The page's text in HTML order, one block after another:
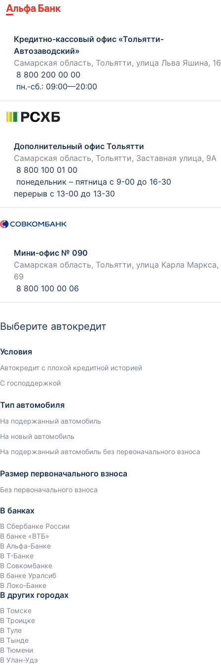
Кредитно-кассовый офис «Тольятти-
Автозаводский»
Самарская область, Тольятти, улица Льва Яшина, 16
8 800 200 00 00
пн.-сб.: 09:00—20:00
Дополнительный офис Тольятти
Самарская область, Тольятти, Заставная улица, 9А
8 800 100 01 00
понедельник – пятница с 9-00 до 16-30
перерыв с 13-00 до 13-30
Мини-офис № 090
Самарская область, Тольятти, улица Карла Маркса,
69
8 800 100 00 06
Выберите автокредит
Условия
Автокредит с плохой кредитной историей
С господдержкой
Тип автомобиля
На подержанный автомобиль
На новый автомобиль
На подержанный автомобиль без первоначального взноса
Размер первоначального взноса
Без первоначального взноса
В банках
В Сбербанке России
В банке «ВТБ»
В Альфа-Банке
В Т-Банке
В Совкомбанке
В банке Уралсиб
В Локо-Банке
В других городах
В Томске
В Троицке
В Туле
В Тынде
В Тюмени
В Улан-Удэ